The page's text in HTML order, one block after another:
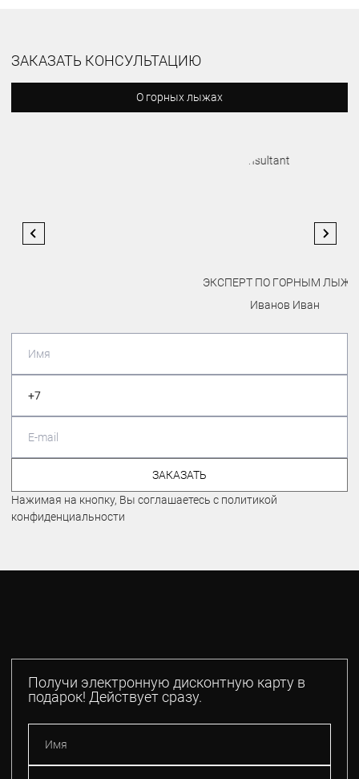
ЗАКАЗАТЬ КОНСУЛЬТАЦИЮ
О горных лыжах
ЭКСПЕРТ ПО ГОРНЫМ ЛЫЖАМ
ЗАКАЗАТЬ
Нажимая на кнопку, Вы соглашаетесь с политикой
конфиденциальности
Получи электронную дисконтную карту в
подарок! Действует сразу.